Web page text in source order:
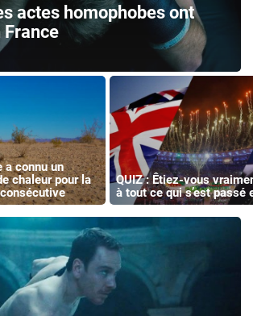
actes homophobes ont
France
a connu un
chaleur pour la
QUIZ : Êtiez-vous
à tout ce qui s’est passé